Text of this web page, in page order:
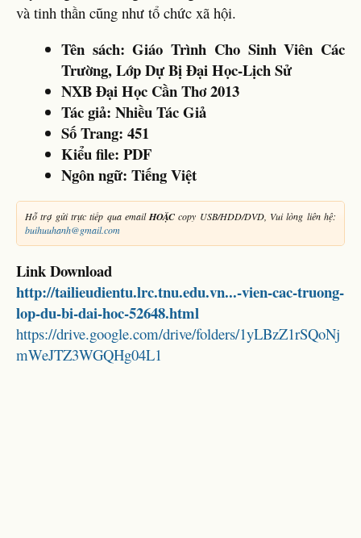
và tinh thần cũng như tổ chức xã hội.
Tên sách: Giáo Trình Cho Sinh Viên Các
Trường, Lớp Dự Bị Đại Học-Lịch Sử
NXB Đại Học Cần Thơ 2013
Tác giả: Nhiều Tác Giả
Số Trang: 451
Kiểu file: PDF
Ngôn ngữ: Tiếng Việt
Hỗ trợ gửi trực tiếp qua emailHOẶCcopy USB/HDD/DVD, Vui lòng liên hệ:
buihuuhanh@gmail.com
Link Download
http://tailieudientu.lrc.tnu.edu.vn...-vien-cac-truong-
lop-du-bi-dai-hoc-52648.html
https://drive.google.com/drive/folders/1yLBzZ1rSQoNj
mWeJTZ3WGQHg04L1